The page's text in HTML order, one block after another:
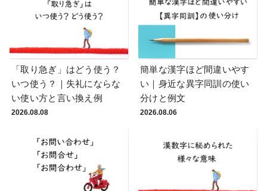
「取り急ぎ」はどう使う？
いつ使う？｜失礼にならな
い使い方と言い換え例
2026.08.08
簡単な漢字ほど間違いやす
い｜身近な異字同訓の使い
分けと例文
2026.08.06